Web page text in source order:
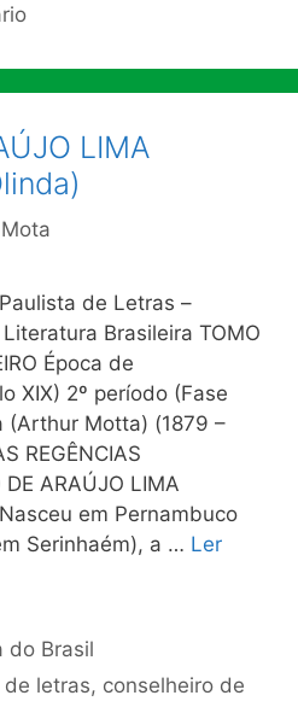
LIMA
de Letras –
Brasileira TOMO
Época de
XIX) 2º período (Fase
(Arthur Motta) (1879 –
REGÊNCIAS
ARAÚJO LIMA
em Pernambuco
Serinhaém), a … Ler
do Brasil
letras, conselheiro de